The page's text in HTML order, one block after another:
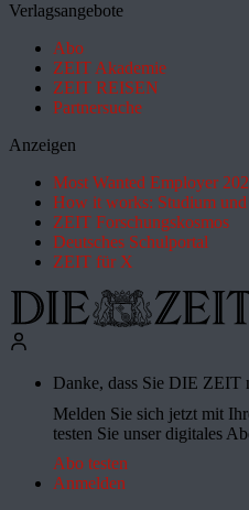
Verlagsangebote
Abo
ZEIT Akademie
ZEIT REISEN
Partnersuche
Anzeigen
Most Wanted Employer
How it works: Studium und
ZEIT Forschungskosmos
Deutsches Schulportal
ZEIT für X
Danke, dass Sie DIE ZEIT
Melden Sie sich jetzt mit
testen Sie unser digitales
Abo testen
Anmelden